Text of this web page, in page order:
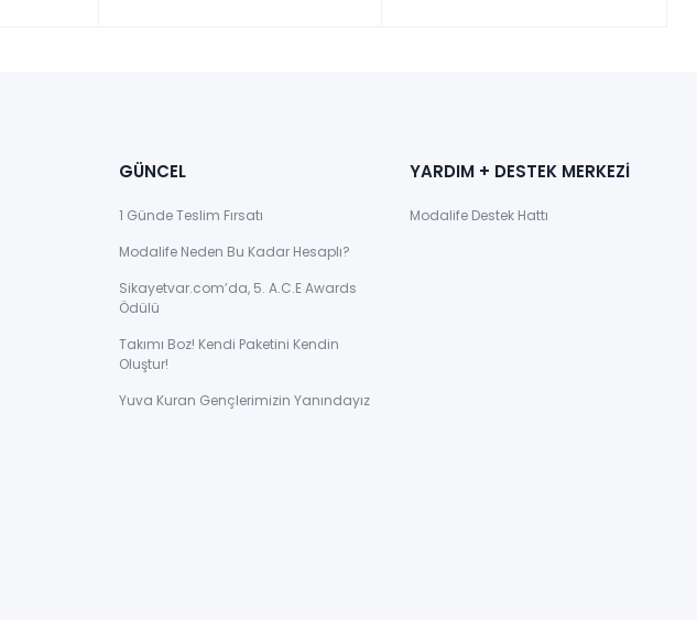
GÜNCEL
1 Günde Teslim Fırsatı
Modalife Neden Bu Kadar Hesaplı?
Sikayetvar.com’da, 5. A.C.E Awards
Ödülü
Takımı Boz! Kendi Paketini Kendin
Oluştur!
Yuva Kuran Gençlerimizin Yanındayız
YARDIM + DESTEK MERKEZİ
Modalife Destek Hattı